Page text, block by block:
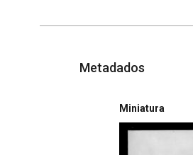
Metadados
Miniatura